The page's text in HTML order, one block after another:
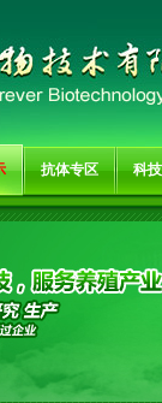
抗体专区 科